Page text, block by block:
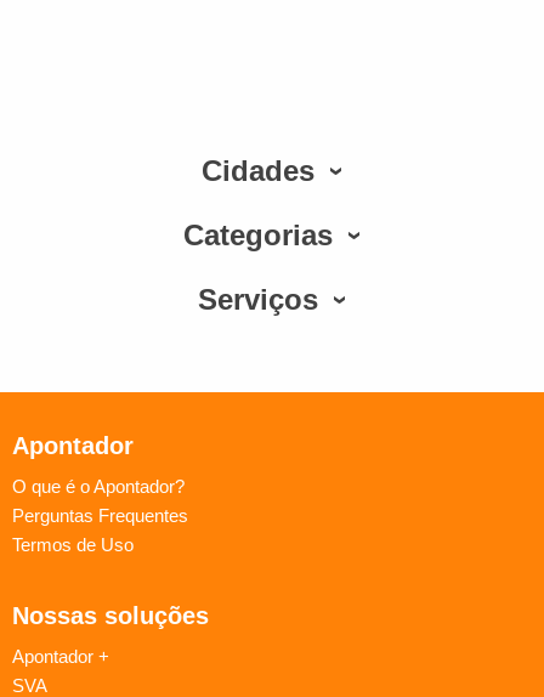
Cidades
Categorias
Serviços
Apontador
O que é o Apontador?
Perguntas Frequentes
Termos de Uso
Nossas soluções
Apontador +
SVA